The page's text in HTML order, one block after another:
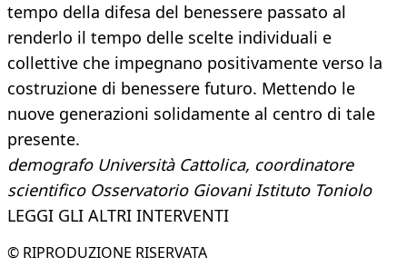
tempo della difesa del benessere passato al
renderlo il tempo delle scelte individuali e
collettive che impegnano positivamente verso la
costruzione di benessere futuro. Mettendo le
nuove generazioni solidamente al centro di tale
presente.
demografo Università Cattolica, coordinatore
scientifico Osservatorio Giovani Istituto Toniolo
LEGGI GLI ALTRI INTERVENTI
© RIPRODUZIONE RISERVATA